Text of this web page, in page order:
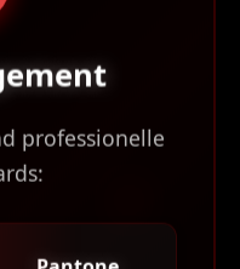
professionelle